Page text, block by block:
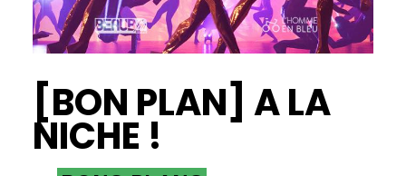
[BON PLAN] A LA
NICHE !